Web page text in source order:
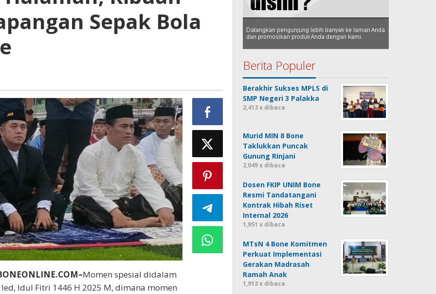
Sepak Bola
Momen spesial didalam
Idul Fitri 1446 H 2025 M, dimana momen
Berita Populer
Berakhir Sukses MPLS di
SMP Negeri 3 Palakka
2,413 x dibaca
Murid MIN 8 Bone
Taklukkan Puncak
Gunung Rinjani
2,049 x dibaca
Dosen FKIP UNIM Bone
Resmi Tandatangani
Kontrak Hibah Riset
Internal 2026
1,951 x dibaca
MTsN 4 Bone Komitmen
Perkuat Implementasi
Gerakan Madrasah
Ramah Anak
1,913 x dibaca